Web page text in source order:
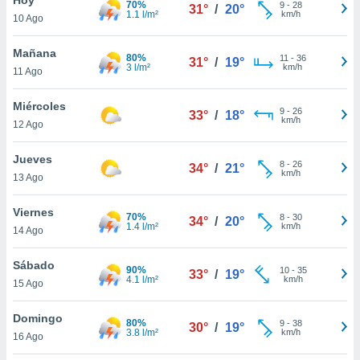
en
más
nuestra
de
cookies
aceptar
10 Ago
70%
1.1 l/m²
31° / 20° 9- 28
km/h
Mañana
11 Ago
80%
3 l/m²
31° / 19° 11 - 36
km/h
Miércoles
12 Ago
33° / 18° 9- 26
km/h
Jueves
13 Ago
34° / 21° 8- 26
km/h
Viernes
14 Ago
70%
1.4 l/m²
34° / 20° 8- 30
km/h
Sábado
15 Ago
90%
4.1 l/m²
33° / 19° 10- 35
km/h
Domingo
16 Ago
80%
3.8 l/m²
30° / 19° 9- 38
km/h